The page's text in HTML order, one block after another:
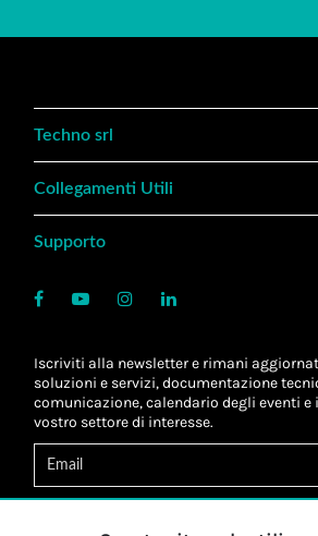
Techno srl
Collegamenti Utili
Supporto
Iscriviti alla newsletter e rimani
soluzioni e servizi, documentazione
comunicazione, calendario degli eventi
vostro settore di interesse.